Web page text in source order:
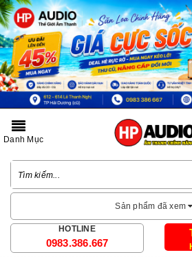
Danh Mục
Sản phẩm đã xem
HOTLINE
0983.386.667